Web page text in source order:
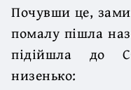
Почувши це,
помалу пішла
підійшла до
низенько: